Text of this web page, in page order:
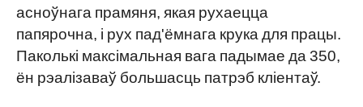
асноўнага прамяня, якая рухаецца
папярочна, і рух пад'ёмнага крука для працы.
Паколькі максімальная вага падымае да 350,
ён рэалізаваў большасць патрэб кліентаў.